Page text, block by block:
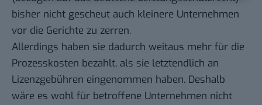
bisher nicht gescheut auch kleinere Unternehmen
vor die Gerichte zu zerren.
Allerdings haben sie dadurch weitaus mehr für die
Prozesskosten bezahlt, als sie letztendlich an
Lizenzgebühren eingenommen haben. Deshalb
wäre es wohl für betroffene Unternehmen nicht